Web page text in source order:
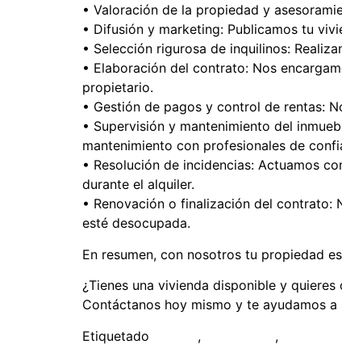
• Valoración de la propiedad y
• Difusión y marketing: Publicamos tu
• Selección rigurosa de inquilinos:
• Elaboración del contrato: Nos
propietario.
• Gestión de pagos y control de rentas:
• Supervisión y mantenimiento del
mantenimiento con profesionales de
• Resolución de incidencias: Actuamos
durante el alquiler.
• Renovación o finalización del contrato:
esté desocupada.
En resumen, con nosotros tu propiedad
¿Tienes una vivienda disponible y
Contáctanos hoy mismo y te ayudamos
Etiquetado
, ,